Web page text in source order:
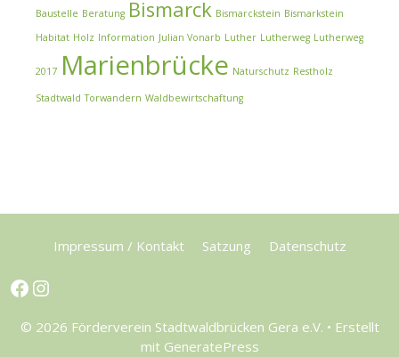
Baustelle Beratung Bismarck Bismarckstein Bismarkstein
Habitat Holz Information Julian Vonarb Luther Lutherweg Lutherweg
2017 Marienbrücke Naturschutz Restholz
Stadtwald Torwandern Waldbewirtschaftung
Impressum / Kontakt Satzung Datenschutz
Facebook
Instagram
© 2026 Förderverein Stadtwaldbrücken Gera e.V. • Erstellt
mit GeneratePress